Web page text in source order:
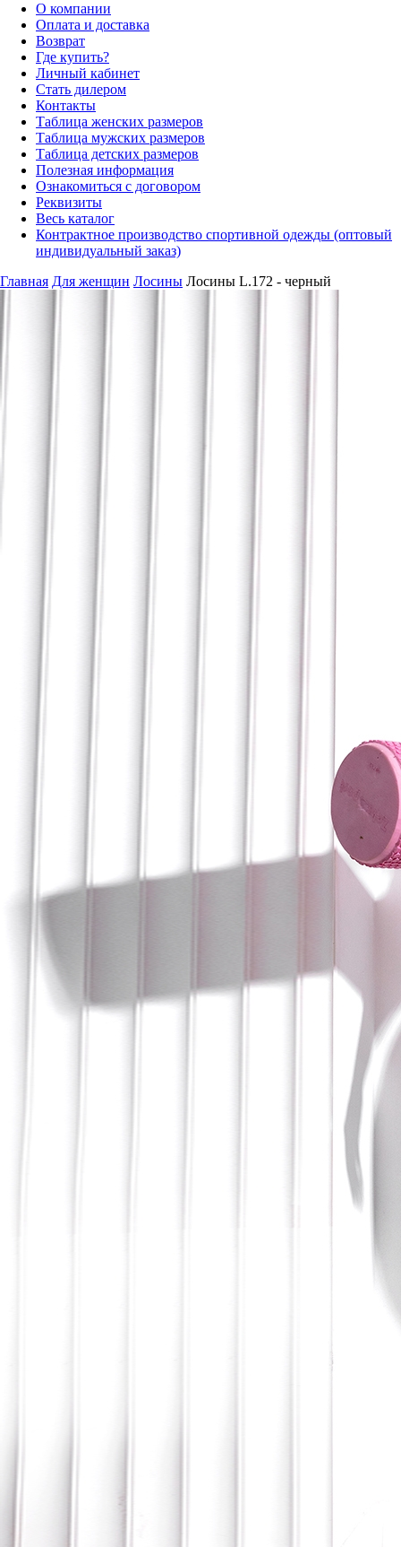
О компании
Оплата и доставка
Возврат
Где купить?
Личный кабинет
Стать дилером
Контакты
Таблица женских размеров
Таблица мужских размеров
Таблица детских размеров
Полезная информация
Ознакомиться с договором
Реквизиты
Весь каталог
Контрактное производство спортивной одежды (оптовый
индивидуальный заказ)
Главная Для женщин Лосины Лосины L.172 - черный